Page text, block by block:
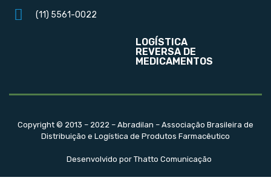
(11) 5561-0022
LOGÍSTICA
REVERSA DE
MEDICAMENTOS
Copyright © 2013 – 2022 – Abradilan – Associação Brasileira de
Distribuição e Logística de Produtos Farmacêutico
Desenvolvido por Thatto Comunicação